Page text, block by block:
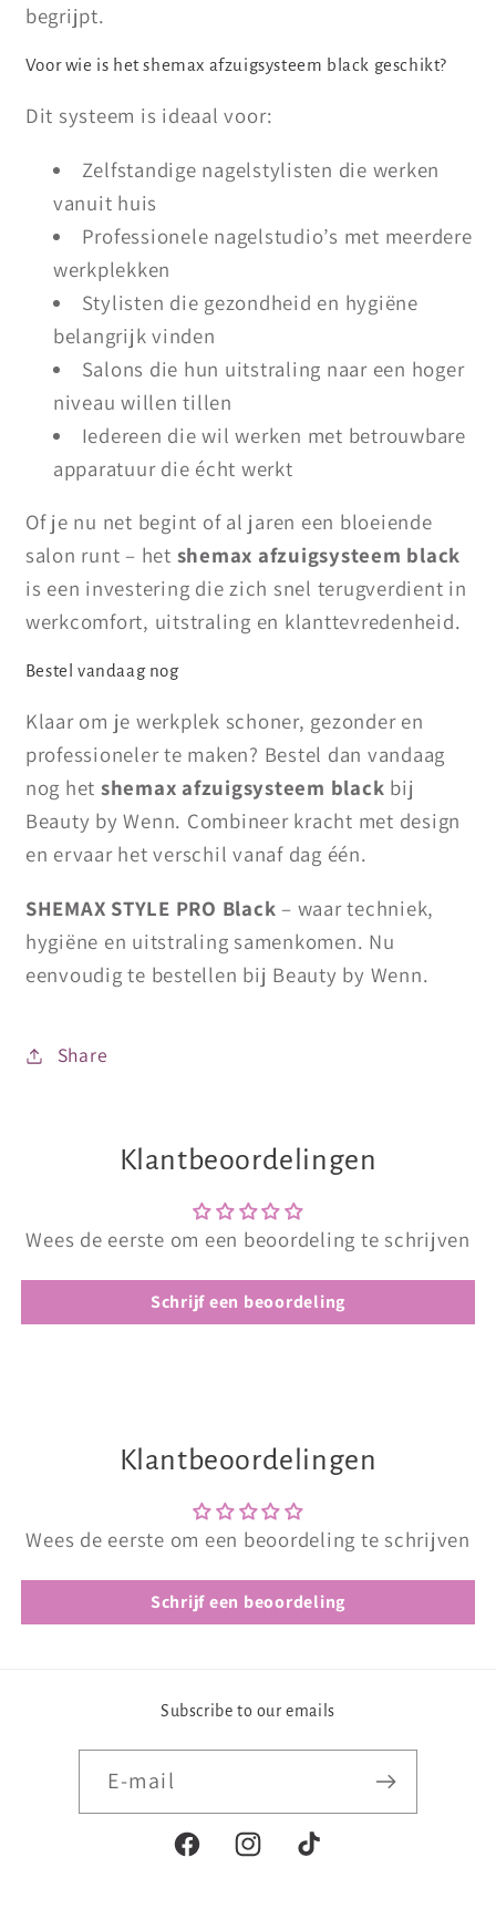
begrijpt.
Voor wie is het shemax afzuigsysteem black geschikt?
Dit systeem is ideaal voor:
Zelfstandige nagelstylisten die werken
vanuit huis
Professionele nagelstudio’s met meerdere
werkplekken
Stylisten die gezondheid en hygiëne
belangrijk vinden
Salons die hun uitstraling naar een hoger
niveau willen tillen
Iedereen die wil werken met betrouwbare
apparatuur die écht werkt
Of je nu net begint of al jaren een bloeiende
salon runt – het shemax afzuigsysteem black
is een investering die zich snel terugverdient in
werkcomfort, uitstraling en klanttevredenheid.
Bestel vandaag nog
Klaar om je werkplek schoner, gezonder en
professioneler te maken? Bestel dan vandaag
nog het shemax afzuigsysteem black bij
Beauty by Wenn. Combineer kracht met design
en ervaar het verschil vanaf dag één.
SHEMAX STYLE PRO Black – waar techniek,
hygiëne en uitstraling samenkomen. Nu
eenvoudig te bestellen bij Beauty by Wenn.
Share
Klantbeoordelingen
Wees de eerste om een beoordeling te schrijven
Schrijf een beoordeling
Klantbeoordelingen
Wees de eerste om een beoordeling te schrijven
Schrijf een beoordeling
Subscribe to our emails
E‑mail
FacebookInstagramTikTok